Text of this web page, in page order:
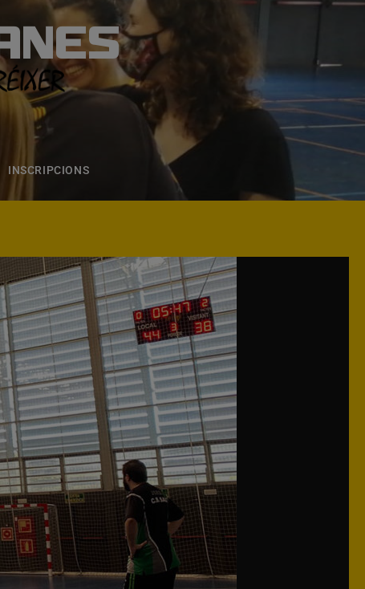
INSCRIPCIONS